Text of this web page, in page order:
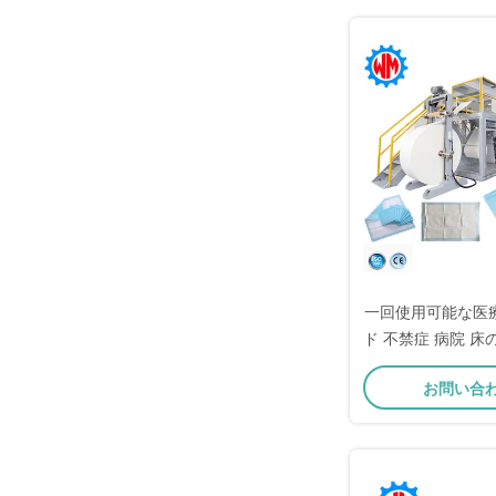
一回使用可能な医
ド 不禁症 病院 床
ーカ
お問い合